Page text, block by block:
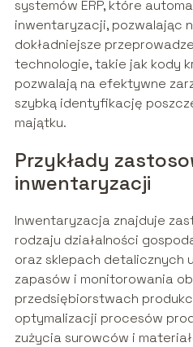
systemów ERP, które
inwentaryzacji, pozwalając
dokładniejsze
technologie, takie jak kody
pozwalają na efektywne
szybką identyfikację
majątku.
Przykłady
inwentaryzacji
Inwentaryzacja znajduje
rodzaju działalności
oraz sklepach detalicznych
zapasów i monitorowania
przedsiębiorstwach
optymalizacji procesów
zużycia surowców i